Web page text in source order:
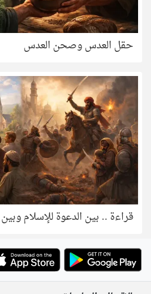
حقل العدس وصحن العدس
قراءة .. بين الدعوة للإسلام